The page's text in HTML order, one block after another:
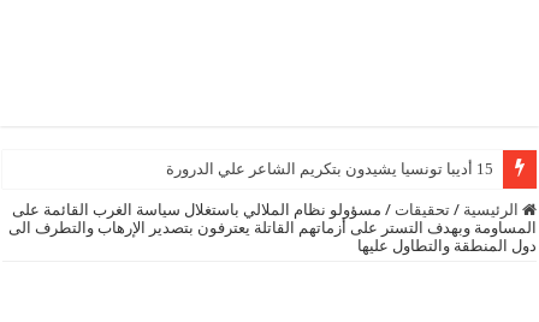
15 أديبا تونسيا يشيدون بتكريم الشاعر علي الدرورة
الرئيسية / تحقيقات / مسؤولو نظام الملالي باستغلال سياسة الغرب القائمة على
المساومة وبهدف التستر على أزماتهم القاتلة يعترفون بتصدير الإرهاب والتطرف الى
دول المنطقة والتطاول عليها